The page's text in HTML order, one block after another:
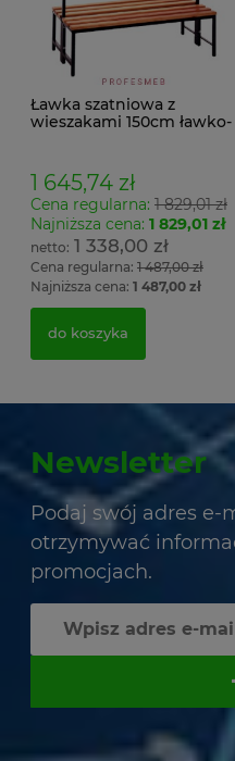
Ławka szatniowa z
wieszakami 150cm ławko-
1 645,74 zł
Cena regularna: 1 829,01 zł
Najniższa cena: 1 829,01 zł
1 338,00 zł
Cena regularna: 1 487,00 zł
Najniższa cena: 1 487,00 zł
do koszyka
Newsletter
Podaj swój adres e-
otrzymywać
promocjach.